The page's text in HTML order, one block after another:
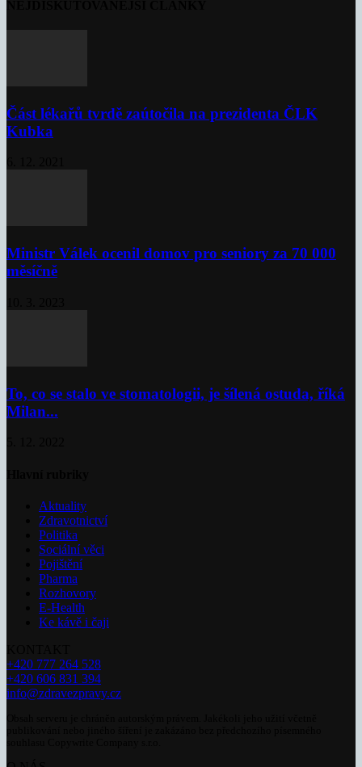
Část lékařů tvrdě zaútočila na prezidenta ČLK
Kubka
Ministr Válek ocenil domov pro seniory za 70 000
měsíčně
To, co se stalo ve stomatologii, je šílená ostuda, říká
Milan...
Aktuality
Zdravotnictví
Politika
Sociální věci
Pojištění
Pharma
Rozhovory
E-Health
Ke kávě i čaji
+420 777 264 528
+420 606 831 394
info@zdravezpravy.cz